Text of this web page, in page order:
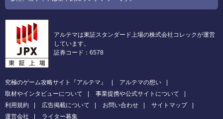
アルテマは東証スタンダード上場の株式会社コレックが運営
しています。
証券コード：6578
究極のゲーム攻略サイト『アルテマ』
アルテマの想い
取材やインタビューについて
事業提携や公式サイトについて
利用規約
広告掲載について お問い合わせ
サイトマップ
運営会社
ライター募集